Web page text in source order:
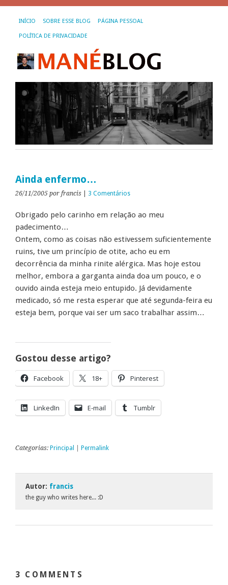
INÍCIO SOBRE ESSE BLOG PÁGINA PESSOAL
POLÍTICA DE PRIVACIDADE
Ainda enfermo…
26/11/2005 por francis 3 Comentários
Obrigado pelo carinho em relação ao meu
padecimento…
Ontem, como as coisas não estivessem suficientemente
ruins, tive um princípio de otite, acho eu em
decorrência da minha rinite alérgica. Mas hoje estou
melhor, embora a garganta ainda doa um pouco, e o
ouvido ainda esteja meio entupido. Já devidamente
medicado, só me resta esperar que até segunda-feira eu
esteja bem, porque vai ser um saco trabalhar assim…
Gostou desse artigo?
Facebook 18+ Pinterest
LinkedIn E-mail Tumblr
Categorias: Principal Permalink
Autor: francis
the guy who writes here... :D
3 COMMENTS